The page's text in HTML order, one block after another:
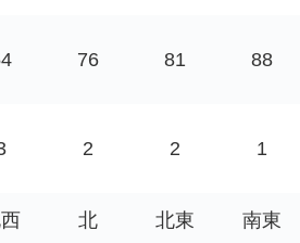
76 81 88
2 2 1
北 北東 南東